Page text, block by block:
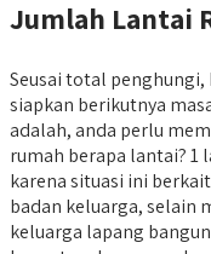
Jumlah Lantai
Seusai total
siapkan berikutnya
adalah, anda perlu
rumah berapa lantai? 1
karena situasi ini
badan keluarga, selain
keluarga lapang